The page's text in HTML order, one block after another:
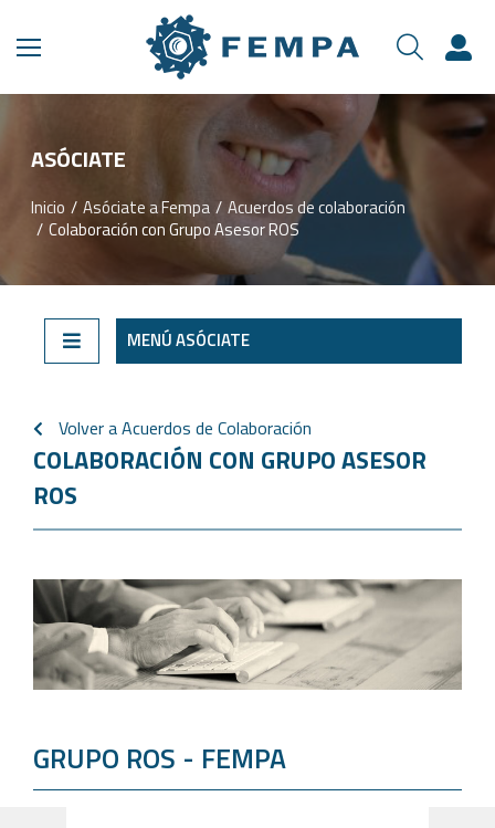
ASÓCIATE​
Estás aquí:
Inicio Asóciate a Fempa
Acuerdos de colaboración
Colaboración con Grupo Asesor ROS
MENÚ ASÓCIATE
Volver a Acuerdos de Colaboración
COLABORACIÓN CON GRUPO ASESOR
ROS
GRUPO ROS - FEMPA